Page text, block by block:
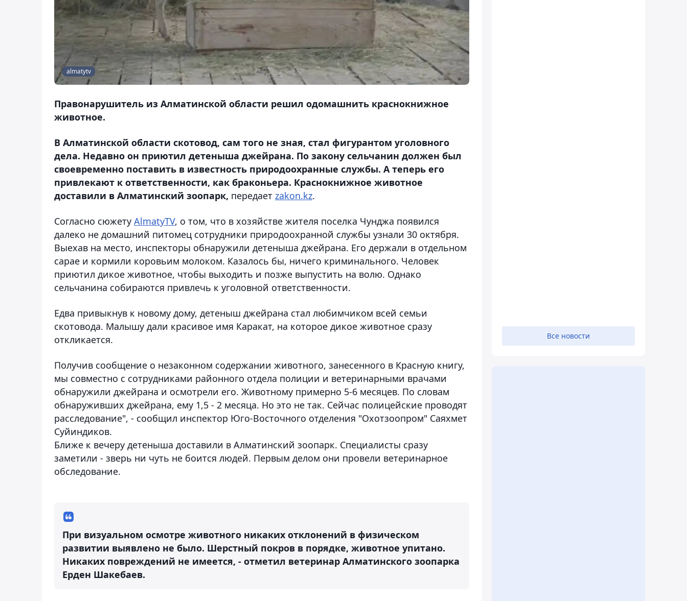
almatytv
Правонарушитель из Алматинской области решил одомашнить краснокнижное
животное.
В Алматинской области скотовод, сам того не зная, стал фигурантом уголовного
дела. Недавно он приютил детеныша джейрана. По закону сельчанин должен был
своевременно поставить в известность природоохранные службы. А теперь его
привлекают к ответственности, как браконьера. Краснокнижное животное
доставили в Алматинский зоопарк, передает zakon.kz.
Согласно сюжету AlmatyTV, о том, что в хозяйстве жителя поселка Чунджа появился
далеко не домашний питомец сотрудники природоохранной службы узнали 30 октября.
Выехав на место, инспекторы обнаружили детеныша джейрана. Его держали в отдельном
сарае и кормили коровьим молоком. Казалось бы, ничего криминального. Человек
приютил дикое животное, чтобы выходить и позже выпустить на волю. Однако
сельчанина собираются привлечь к уголовной ответственности.
Едва привыкнув к новому дому, детеныш джейрана стал любимчиком всей семьи
скотовода. Малышу дали красивое имя Каракат, на которое дикое животное сразу
откликается.
Получив сообщение о незаконном содержании животного, занесенного в Красную книгу,
мы совместно с сотрудниками районного отдела полиции и ветеринарными врачами
обнаружили джейрана и осмотрели его. Животному примерно 5-6 месяцев. По словам
обнаруживших джейрана, ему 1,5 - 2 месяца. Но это не так. Сейчас полицейские проводят
расследование", - сообщил инспектор Юго-Восточного отделения "Охотзоопром" Саяхмет
Суйиндиков.
Ближе к вечеру детеныша доставили в Алматинский зоопарк. Специалисты сразу
заметили - зверь ни чуть не боится людей. Первым делом они провели ветеринарное
обследование.
При визуальном осмотре животного никаких отклонений в физическом
развитии выявлено не было. Шерстный покров в порядке, животное упитано.
Никаких повреждений не имеется, - отметил ветеринар Алматинского зоопарка
Ерден Шакебаев.
Все новости